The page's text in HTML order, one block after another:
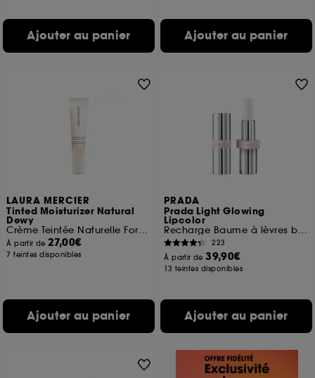
Ajouter au panier Ajouter au panier
LAURA MERCIER
Tinted Moisturizer Natural
Dewy
Crème Teintée Naturelle Format Voyage
À partir de27,00€
7 teintes disponibles
Ajouter au panier
PRADA
Prada Light Glowing
Lipcolor
Recharge Baume à lèvres brillant et teinté
223
À partir de39,90€
13 teintes disponibles
Ajouter au panier